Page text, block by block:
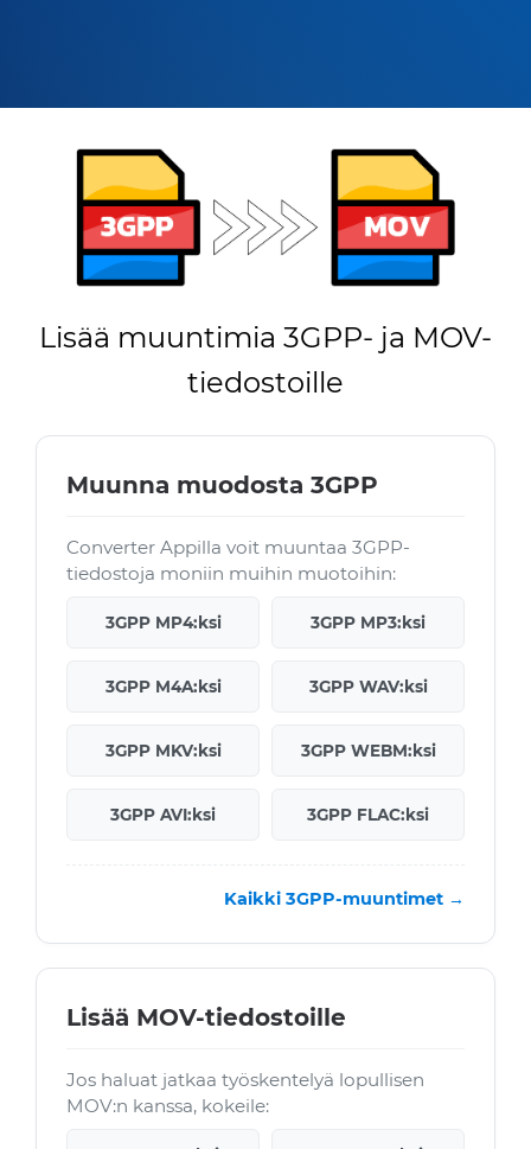
Lisää muuntimia 3GPP- ja MOV-
tiedostoille
Muunna muodosta 3GPP
Converter Appilla voit muuntaa 3GPP-
tiedostoja moniin muihin muotoihin:
3GPP MP4:ksi 3GPP MP3:ksi
3GPP M4A:ksi 3GPP WAV:ksi
3GPP MKV:ksi 3GPP WEBM:ksi
3GPP AVI:ksi 3GPP FLAC:ksi
Kaikki 3GPP-muuntimet →
Lisää MOV-tiedostoille
Jos haluat jatkaa työskentelyä lopullisen
MOV:n kanssa, kokeile: